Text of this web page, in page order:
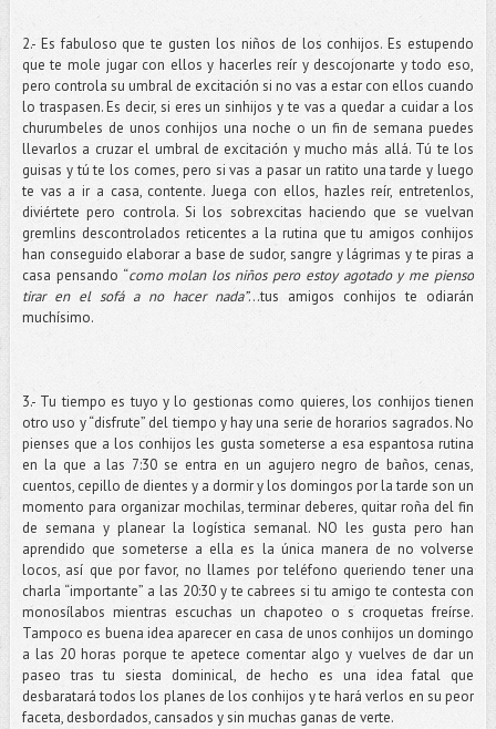
2.- Es fabuloso que te gusten los niños de los conhijos. Es estupendo
que te mole jugar con ellos y hacerles reír y descojonarte y todo eso,
pero controla su umbral de excitación si no vas a estar con ellos cuando
lo traspasen. Es decir, si eres un sinhijos y te vas a quedar a cuidar a los
churumbeles de unos conhijos una noche o un fin de semana puedes
llevarlos a cruzar el umbral de excitación y mucho más allá. Tú te los
guisas y tú te los comes, pero si vas a pasar un ratito una tarde y luego
te vas a ir a casa, contente. Juega con ellos, hazles reír, entretenlos,
diviértete pero controla. Si los sobrexcitas haciendo que se vuelvan
gremlins descontrolados reticentes a la rutina que tu amigos conhijos
han conseguido elaborar a base de sudor, sangre y lágrimas y te piras a
casa pensando “como molan los niños pero estoy agotado y me pienso
tirar en el sofá a no hacer nada”…tus amigos conhijos te odiarán
muchísimo.
3.- Tu tiempo es tuyo y lo gestionas como quieres, los conhijos tienen
otro uso y “disfrute” del tiempo y hay una serie de horarios sagrados. No
pienses que a los conhijos les gusta someterse a esa espantosa rutina
en la que a las 7:30 se entra en un agujero negro de baños, cenas,
cuentos, cepillo de dientes y a dormir y los domingos por la tarde son un
momento para organizar mochilas, terminar deberes, quitar roña del fin
de semana y planear la logística semanal. NO les gusta pero han
aprendido que someterse a ella es la única manera de no volverse
locos, así que por favor, no llames por teléfono queriendo tener una
charla “importante” a las 20:30 y te cabrees si tu amigo te contesta con
monosílabos mientras escuchas un chapoteo o s croquetas freírse.
Tampoco es buena idea aparecer en casa de unos conhijos un domingo
a las 20 horas porque te apetece comentar algo y vuelves de dar un
paseo tras tu siesta dominical, de hecho es una idea fatal que
desbaratará todos los planes de los conhijos y te hará verlos en su peor
faceta, desbordados, cansados y sin muchas ganas de verte.